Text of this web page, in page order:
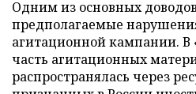
Одним из основных
предполагаемые
агитационной кампании. В
часть агитационных
распространялась через